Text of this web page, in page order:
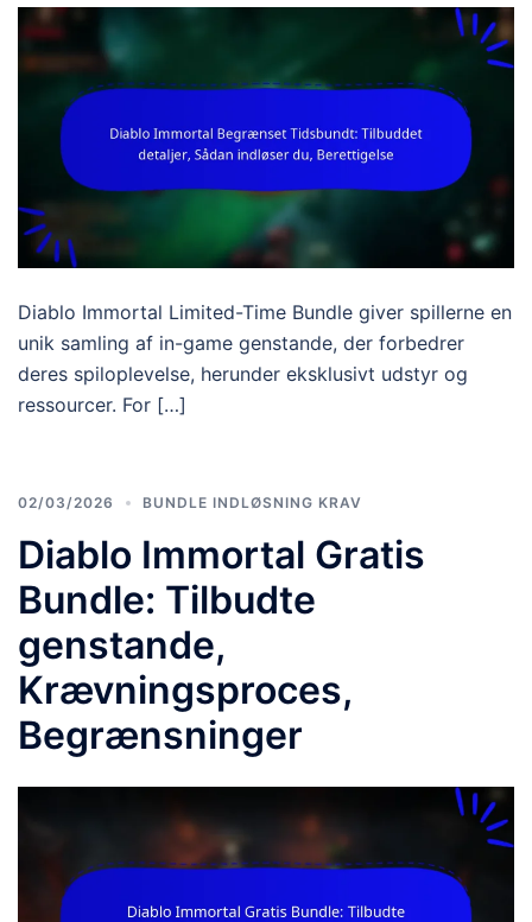
Diablo Immortal Limited-Time Bundle giver spillerne en
unik samling af in-game genstande, der forbedrer
deres spiloplevelse, herunder eksklusivt udstyr og
ressourcer. For […]
02/03/2026 BUNDLE INDLØSNING KRAV
Diablo Immortal Gratis
Bundle: Tilbudte
genstande,
Krævningsproces,
Begrænsninger